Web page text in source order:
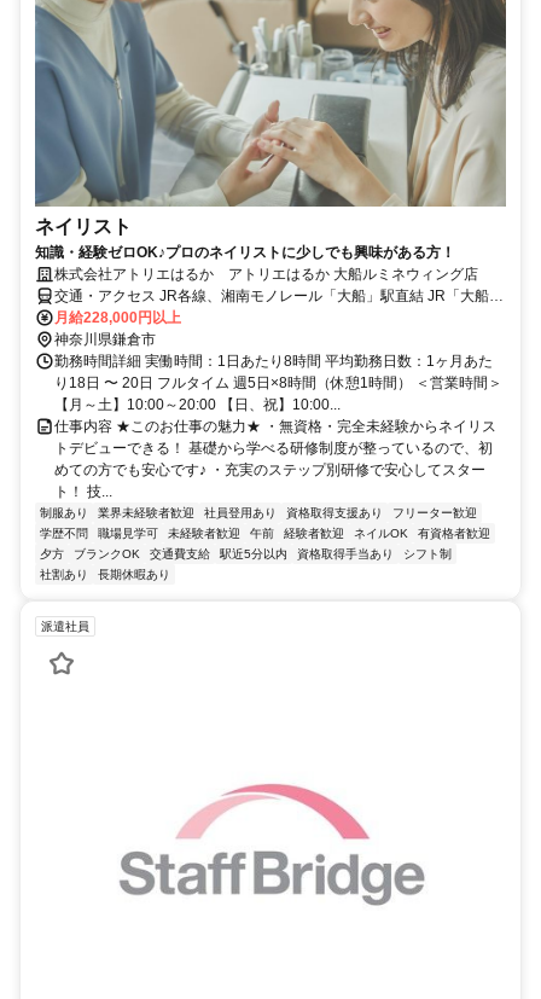
ネイリスト
知識・経験ゼロOK♪プロのネイリストに少しでも興味がある方！
株式会社アトリエはるか アトリエはるか 大船ルミネウィング店
交通・アクセス JR各線、湘南モノレール「大船」駅直結 JR「大船」
駅南改札正面よりすぐ 大船ルミネウィング 2F
月給228,000円以上
神奈川県鎌倉市
勤務時間詳細 実働時間：1日あたり8時間 平均勤務日数：1ヶ月あた
り18日 〜 20日 フルタイム 週5日×8時間（休憩1時間） ＜営業時間＞
【月～土】10:00～20:00 【日、祝】10:00...
仕事内容 ★このお仕事の魅力★ ・無資格・完全未経験からネイリス
トデビューできる！ 基礎から学べる研修制度が整っているので、初
めての方でも安心です♪ ・充実のステップ別研修で安心してスター
ト！ 技...
制服あり 業界未経験者歓迎 社員登用あり 資格取得支援あり
フリーター歓迎
学歴不問
職場見学可 未経験者歓迎 午前 経験者歓迎 ネイルOK
有資格者歓迎
夕方
ブランクOK 交通費支給 駅近5分以内 資格取得手当あり
シフト制
社割あり
長期休暇あり
派遣社員